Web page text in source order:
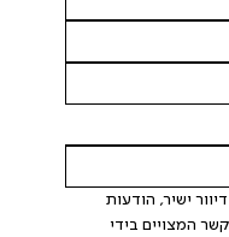
אני מאשר/ת ומסכימ/ה לקבלת דיוור ישיר, הודעות